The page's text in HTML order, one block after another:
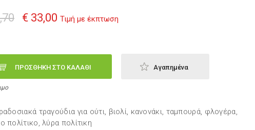
€ 33,00 Τιμή με έκπτωση
ΠΡΟΣΘΗΚΗ ΣΤΟ ΚΑΛΑΘΙ Αγαπημένα
τραγούδια για ούτι, βιολί, κανονάκι, ταμπουρά, φλογέρα,
πολίτικο, λύρα πολίτικη